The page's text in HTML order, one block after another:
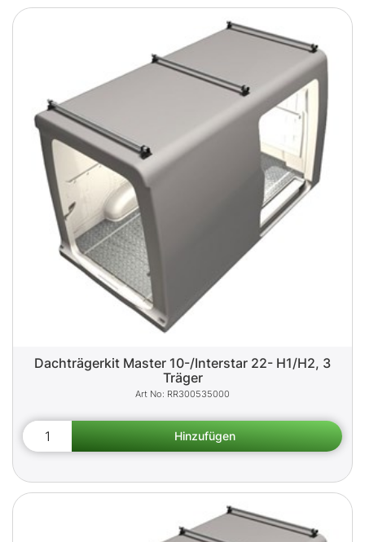
Dachträgerkit Master 10-/Interstar 22- H1/H2, 3
Träger
RR300535000